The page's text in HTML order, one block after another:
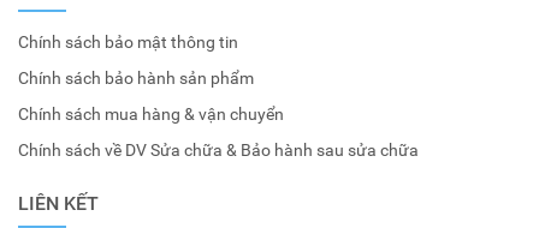
Chính sách bảo mật thông tin
Chính sách bảo hành sản phẩm
Chính sách mua hàng & vận chuyển
Chính sách về DV Sửa chữa & Bảo hành sau sửa chữa
LIÊN KẾT